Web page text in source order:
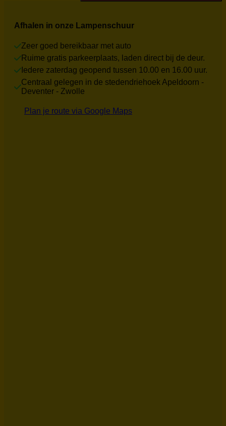
Afhalen in onze Lampenschuur
Zeer goed bereikbaar met auto
Ruime gratis parkeerplaats, laden direct bij de deur.
Iedere zaterdag geopend tussen 10.00 en 16.00 uur.
Centraal gelegen in de stedendriehoek Apeldoorn -
Deventer - Zwolle
Plan je route via Google Maps